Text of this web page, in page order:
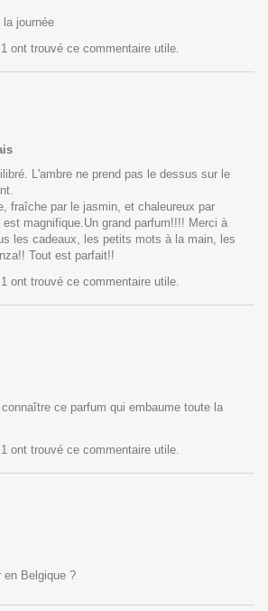
journée
ont trouvé ce commentaire utile.
L'ambre ne prend pas le dessus sur le
fraîche par le jasmin, et chaleureux par
est magnifique.Un grand parfum!!!! Merci à
les cadeaux, les petits mots à la main, les
Tout est parfait!!
ont trouvé ce commentaire utile.
ce parfum qui embaume toute la
ont trouvé ce commentaire utile.
en Belgique ?